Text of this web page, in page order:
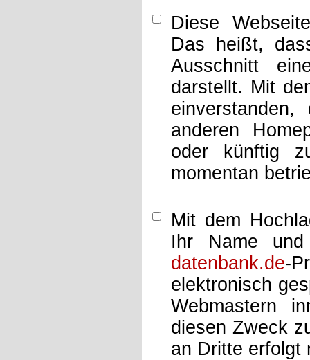
Diese
Das heißt,
Ausschnitt
darstellt. Mit
anderen
oder künftig
momentan
Mit dem
Ihr Name
datenbank.de-
elektronisch
Webmastern
diesen Zweck
an Dritte erfolgt